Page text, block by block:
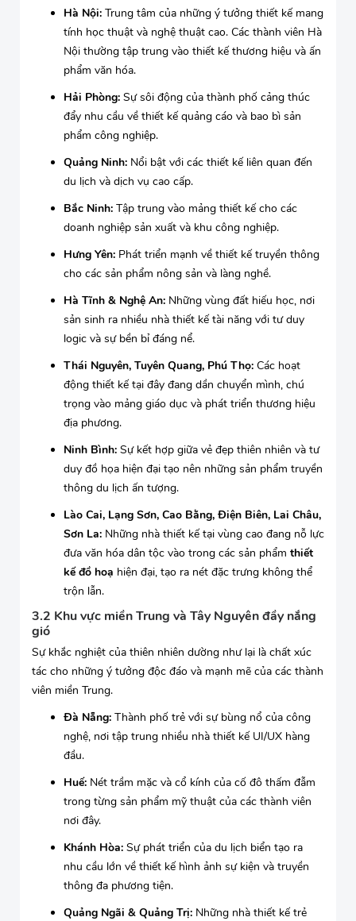
Hà Nội: Trung tâm của những ý tưởng thiết kế mang
tính học thuật và nghệ thuật cao. Các thành viên Hà
Nội thường tập trung vào thiết kế thương hiệu và ấn
phẩm văn hóa.
Hải Phòng: Sự sôi động của thành phố cảng thúc
đẩy nhu cầu về thiết kế quảng cáo và bao bì sản
phẩm công nghiệp.
Quảng Ninh: Nổi bật với các thiết kế liên quan đến
du lịch và dịch vụ cao cấp.
Bắc Ninh: Tập trung vào mảng thiết kế cho các
doanh nghiệp sản xuất và khu công nghiệp.
Hưng Yên: Phát triển mạnh về thiết kế truyền thông
cho các sản phẩm nông sản và làng nghề.
Hà Tĩnh & Nghệ An: Những vùng đất hiếu học, nơi
sản sinh ra nhiều nhà thiết kế tài năng với tư duy
logic và sự bền bỉ đáng nể.
Thái Nguyên, Tuyên Quang, Phú Thọ: Các hoạt
động thiết kế tại đây đang dần chuyển mình, chú
trọng vào mảng giáo dục và phát triển thương hiệu
địa phương.
Ninh Bình: Sự kết hợp giữa vẻ đẹp thiên nhiên và tư
duy đồ họa hiện đại tạo nên những sản phẩm truyền
thông du lịch ấn tượng.
Lào Cai, Lạng Sơn, Cao Bằng, Điện Biên, Lai Châu,
Sơn La: Những nhà thiết kế tại vùng cao đang nỗ lực
đưa văn hóa dân tộc vào trong các sản phẩm thiết
kế đồ hoạ hiện đại, tạo ra nét đặc trưng không thể
trộn lẫn.
3.2 Khu vực miền Trung và Tây Nguyên đầy nắng
gió
Sự khắc nghiệt của thiên nhiên dường như lại là chất xúc
tác cho những ý tưởng độc đáo và mạnh mẽ của các thành
viên miền Trung.
Đà Nẵng: Thành phố trẻ với sự bùng nổ của công
nghệ, nơi tập trung nhiều nhà thiết kế UI/UX hàng
đầu.
Huế: Nét trầm mặc và cổ kính của cố đô thấm đẫm
trong từng sản phẩm mỹ thuật của các thành viên
nơi đây.
Khánh Hòa: Sự phát triển của du lịch biển tạo ra
nhu cầu lớn về thiết kế hình ảnh sự kiện và truyền
thông đa phương tiện.
Quảng Ngãi & Quảng Trị: Những nhà thiết kế trẻ